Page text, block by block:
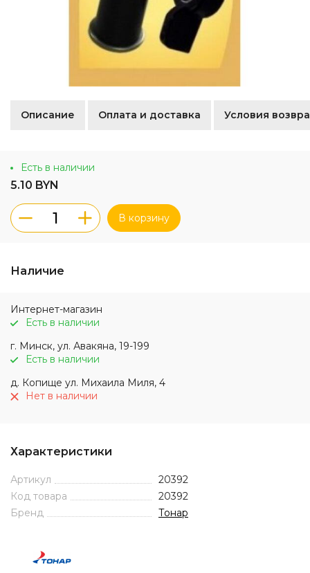
Описание Оплата и доставка Условия
Есть в наличии
5.10 BYN
В корзину
Наличие
Интернет-магазин
Есть в наличии
г. Минск, ул. Авакяна, 19-199
Есть в наличии
д. Копище ул. Михаила Миля, 4
Нет в наличии
Характеристики
Артикул
20392
Код товара
20392
Бренд
Тонар